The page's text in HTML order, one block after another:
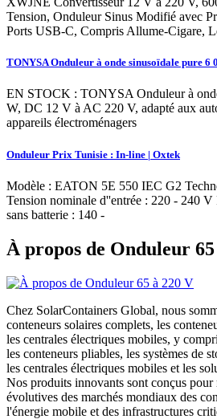
Tension, Onduleur Sinus Modifié avec
Ports USB-C, Compris Allume-Cigare,
TONYSA Onduleur à onde sinusoïdale pure 6
EN STOCK : TONYSA Onduleur à
W, DC 12 V à AC 220 V, adapté aux
appareils électroménagers
Onduleur Prix Tunisie : In-line | Oxtek
Modèle : EATON 5E 550 IEC G2
Tension nominale d''entrée : 220 - 240 V
sans batterie : 140 -
À propos de Onduleur
Chez SolarContainers Global, nous
conteneurs solaires complets, les
les centrales électriques mobiles, y
les conteneurs pliables, les systèmes de
les centrales électriques mobiles et les
Nos produits innovants sont conçus pour
évolutives des marchés mondiaux des
l'énergie mobile et des infrastructures